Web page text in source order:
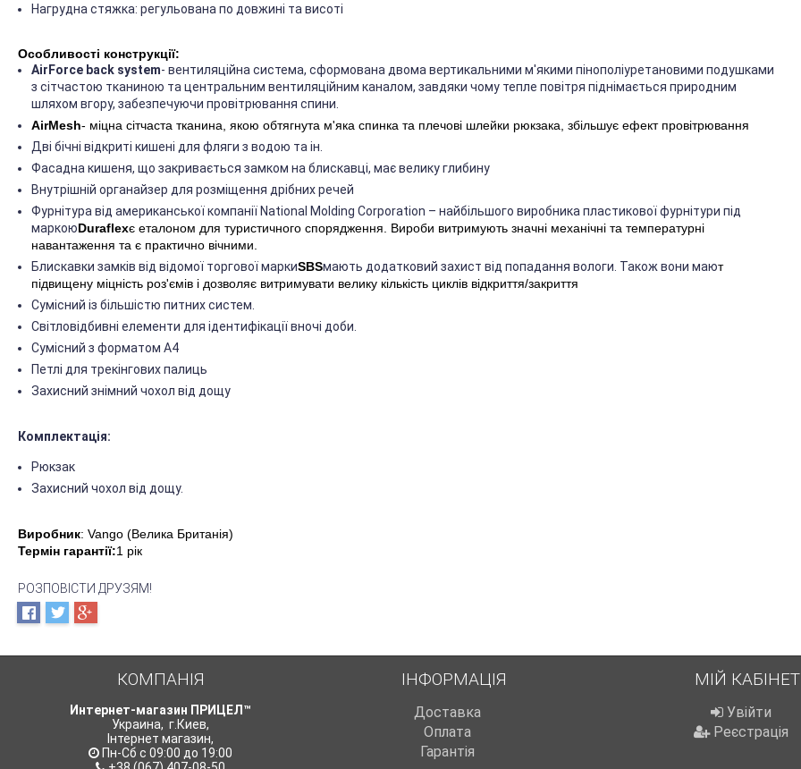
Нагрудна стяжка: регульована по довжині та висоті
Особливості конструкції:
AirForce back system- вентиляційна система, сформована двома вертикальними м'якими пінополіуретановими подушками
з сітчастою тканиною та центральним вентиляційним каналом, завдяки чому тепле повітря піднімається природним
шляхом вгору, забезпечуючи провітрювання спини.
AirMesh- міцна сітчаста тканина, якою обтягнута м'яка спинка та плечові шлейки рюкзака, збільшує ефект провітрювання
Дві бічні відкриті кишені для фляги з водою та ін.
Фасадна кишеня, що закривається замком на блискавці, має велику глибину
Внутрішній органайзер для розміщення дрібних речей
Фурнітура від американської компанії National Molding Corporation – найбільшого виробника пластикової фурнітури під
маркоюDuraflexє еталоном для туристичного спорядження. Вироби витримують значні механічні та температурні
навантаження та є практично вічними.
Блискавки замків від відомої торгової маркиSBSмають додатковий захист від попадання вологи. Також вони мают
підвищену міцність роз'ємів і дозволяє витримувати велику кількість циклів відкриття/закриття
Сумісний із більшістю питних систем.
Світловідбивні елементи для ідентифікації вночі доби.
Сумісний з форматом А4
Петлі для трекінгових палиць
Захисний знімний чохол від дощу
Комплектація:
Рюкзак
Захисний чохол від дощу.
Виробник: Vango (Велика Британія)
Термін гарантії:1 рік
РОЗПОВІСТИ ДРУЗЯМ!
КОМПАНІЯ
Интернет-магазин ПРИЦЕЛ™
Украина, г.Киев,
Інтернет магазин,
Пн-Сб с 09:00 до 19:00
ІНФОРМАЦІЯ
Доставка
Оплата
Гарантія
МІЙ КАБІНЕТ
Увійти
Реєстрація